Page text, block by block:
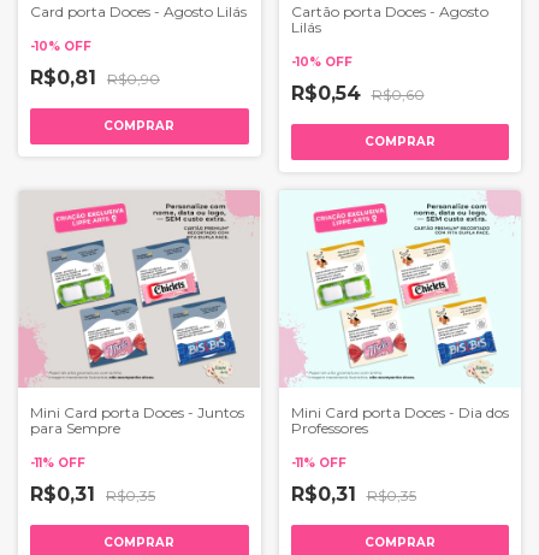
Card porta Doces - Agosto Lilás
-10% OFF
R$0,81 R$0,90
COMPRAR
Cartão porta Doces - Agosto
Lilás
-10% OFF
R$0,54 R$0,60
COMPRAR
Mini Card porta Doces - Juntos
para Sempre
-11% OFF
R$0,31 R$0,35
COMPRAR
Mini Card porta Doces - Dia dos
Professores
-11% OFF
R$0,31 R$0,35
COMPRAR